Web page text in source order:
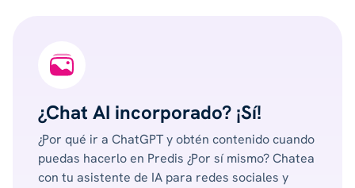
¿Chat AI incorporado? ¡Sí!
¿Por qué ir a ChatGPT y obtén contenido cuando
puedas hacerlo en Predis ¿Por sí mismo? Chatea
con tu asistente de IA para redes sociales y